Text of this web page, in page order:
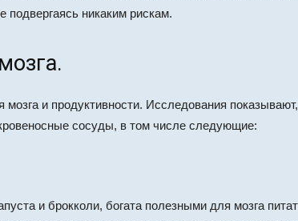
никаким рискам.
и продуктивности. Исследования
сосуды, в том числе следующие:
и брокколи, богата полезными для мозга